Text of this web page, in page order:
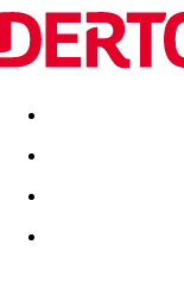
Destinatii